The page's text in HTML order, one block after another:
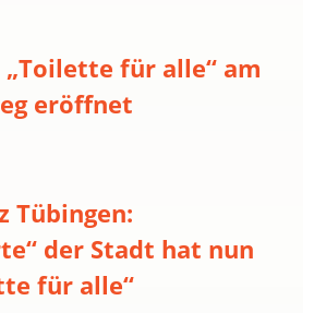
für alle“ am
eröffnet
Tübingen:
der Stadt hat nun
für alle“